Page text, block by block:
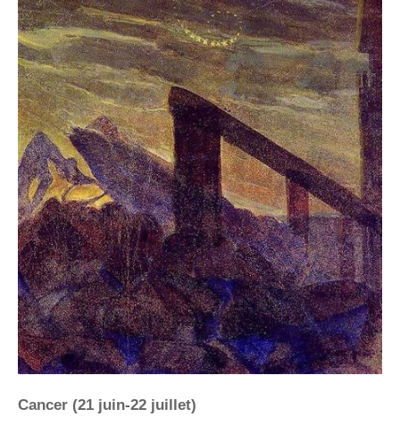
Cancer (21 juin-22 juillet)